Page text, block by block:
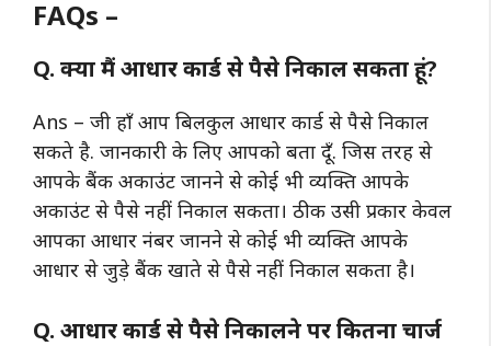
FAQs –
Q. क्या मैं आधार कार्ड से पैसे निकाल सकता हूं?
Ans – जी हाँ आप बिलकुल आधार कार्ड से पैसे निकाल
सकते है. जानकारी के लिए आपको बता दूँ. जिस तरह से
आपके बैंक अकाउंट जानने से कोई भी व्यक्ति आपके
अकाउंट से पैसे नहीं निकाल सकता। ठीक उसी प्रकार केवल
आपका आधार नंबर जानने से कोई भी व्यक्ति आपके
आधार से जुड़े बैंक खाते से पैसे नहीं निकाल सकता है।
Q. आधार कार्ड से पैसे निकालने पर कितना चार्ज